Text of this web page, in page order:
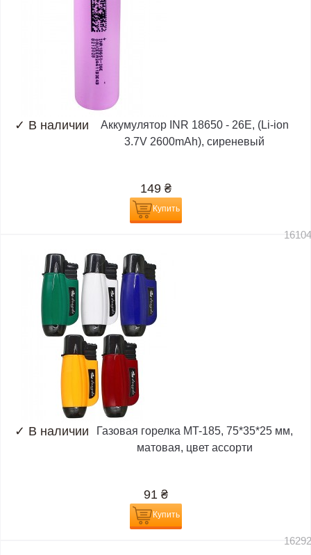
✓ В наличии
Аккумулятор INR 18650 - 26E, (Li-ion
3.7V 2600mAh), сиреневый
149 ₴
Купить
✓ В наличии
Газовая горелка MT-185, 75*35*25 мм,
матовая, цвет ассорти
91 ₴
Купить